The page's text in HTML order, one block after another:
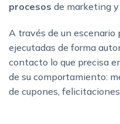
procesos de marketing
A través de un escenario
ejecutadas de forma
contacto lo que precisa
de su comportamiento:
de cupones,